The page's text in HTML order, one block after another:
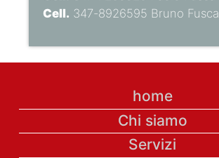
Cell. 347-8926595 Bruno Fusca
home
Chi siamo
Servizi